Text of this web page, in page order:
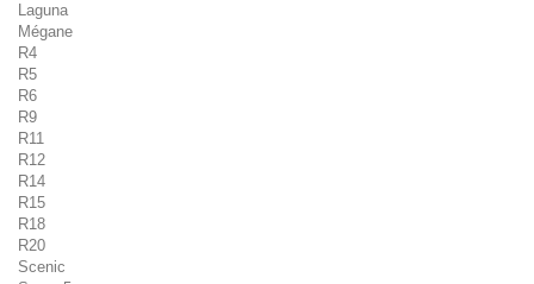
Laguna
Mégane
R4
R5
R6
R9
R11
R12
R14
R15
R18
R20
Scenic